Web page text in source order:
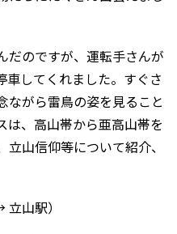
だのですが、運転手さんが
車してくれました。すぐさ
ながら雷鳥の姿を見ること
は、高山帯から亜高山帯を
山信仰等について紹介、
山駅）